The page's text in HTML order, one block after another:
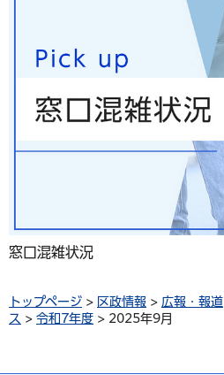
窓口混雑状況
トップページ > 区政情報 > 広報・報道
ス > 令和7年度 > 2025年9月